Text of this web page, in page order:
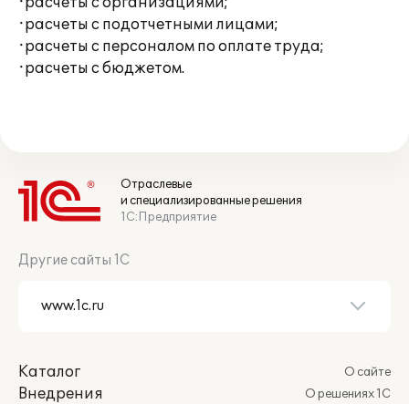
·расчеты с подотчетными лицами;
·расчеты с персоналом по оплате труда;
·расчеты с бюджетом.
Отраслевые
и специализированные решения
1С:Предприятие
Другие сайты 1С
Каталог
Внедрения
О сайте
О решениях 1С